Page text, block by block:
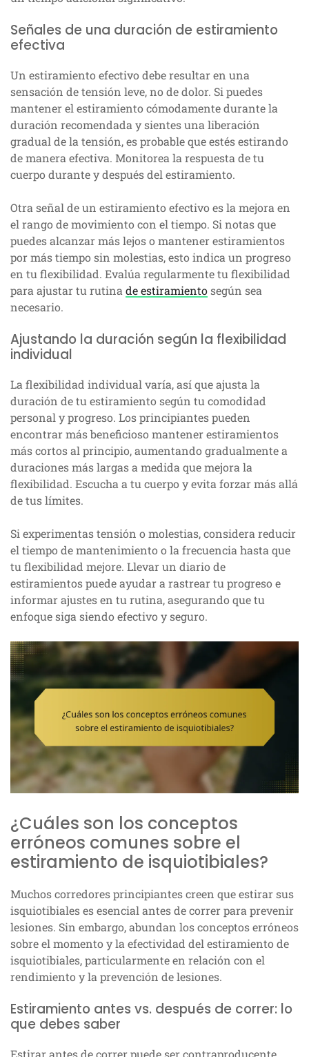
Señales de una duración de estiramiento
efectiva
Un estiramiento efectivo debe resultar en una
sensación de tensión leve, no de dolor. Si puedes
mantener el estiramiento cómodamente durante la
duración recomendada y sientes una liberación
gradual de la tensión, es probable que estés estirando
de manera efectiva. Monitorea la respuesta de tu
cuerpo durante y después del estiramiento.
Otra señal de un estiramiento efectivo es la mejora en
el rango de movimiento con el tiempo. Si notas que
puedes alcanzar más lejos o mantener estiramientos
por más tiempo sin molestias, esto indica un progreso
en tu flexibilidad. Evalúa regularmente tu flexibilidad
para ajustar tu rutinade estiramientosegún sea
necesario.
Ajustando la duración según la flexibilidad
individual
La flexibilidad individual varía, así que ajusta la
duración de tu estiramiento según tu comodidad
personal y progreso. Los principiantes pueden
encontrar más beneficioso mantener estiramientos
más cortos al principio, aumentando gradualmente a
duraciones más largas a medida que mejora la
flexibilidad. Escucha a tu cuerpo y evita forzar más allá
de tus límites.
Si experimentas tensión o molestias, considera reducir
el tiempo de mantenimiento o la frecuencia hasta que
tu flexibilidad mejore. Llevar un diario de
estiramientos puede ayudar a rastrear tu progreso e
informar ajustes en tu rutina, asegurando que tu
enfoque siga siendo efectivo y seguro.
¿Cuáles son los conceptos
erróneos comunes sobre el
estiramiento de isquiotibiales?
Muchos corredores principiantes creen que estirar sus
isquiotibiales es esencial antes de correr para prevenir
lesiones. Sin embargo, abundan los conceptos erróneos
sobre el momento y la efectividad del estiramiento de
isquiotibiales, particularmente en relación con el
rendimiento y la prevención de lesiones.
Estiramiento antes vs. después de correr: lo
que debes saber
Estirar antes de correr puede ser contraproducente,